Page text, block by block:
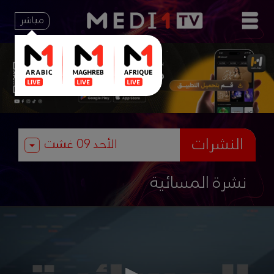
مباشر
النشرات
نشرة المسائية